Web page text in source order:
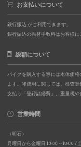
お支払いについて
銀行振込 がご利用できます。
銀行振込の振替手数料はお客様に
総額について
バイクを購入する際には本体価
ます。諸費用に関しては、検査
支払う「登録諸経費」。重量税や
営業時間
（明石）
月曜日から金曜日 10:00～18:00 /